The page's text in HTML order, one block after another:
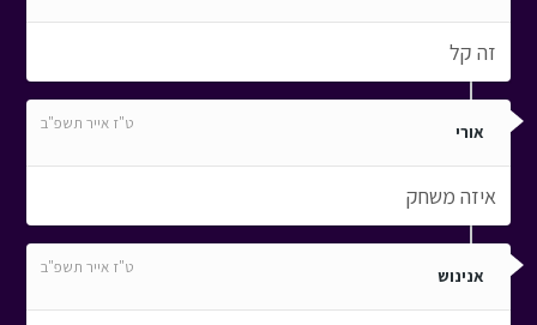
זה קל
אורי ט"ז אייר תשפ"ב
איזה משחק
אנינוש ט"ז אייר תשפ"ב